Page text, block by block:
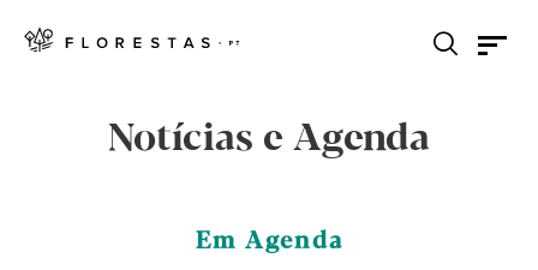
Notícias e Agenda
Em Agenda